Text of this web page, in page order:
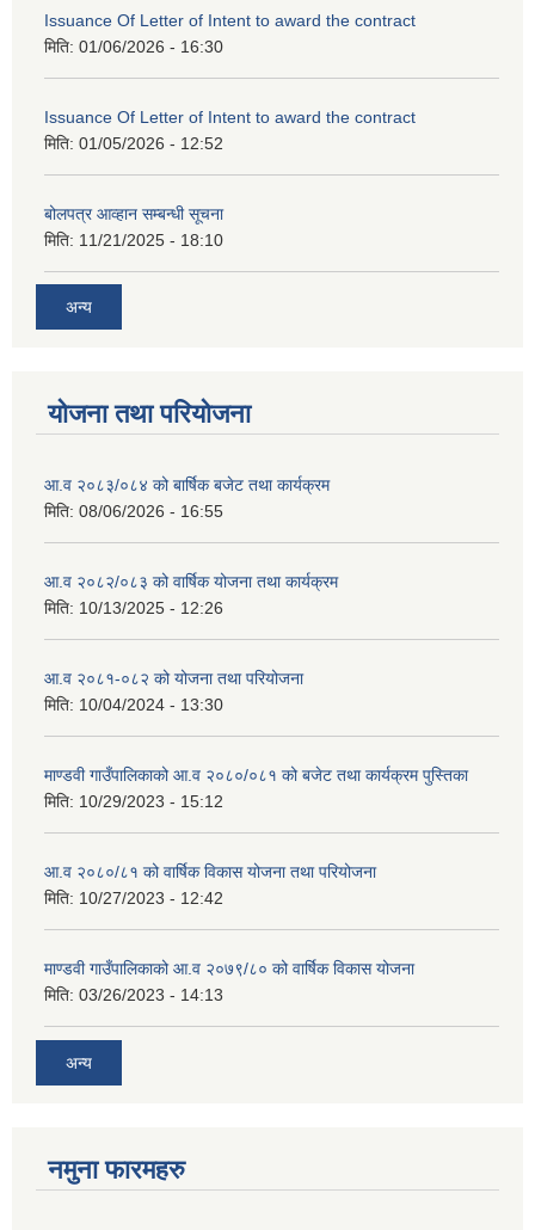
Issuance Of Letter of Intent to award the contract
मिति: 01/06/2026 - 16:30
Issuance Of Letter of Intent to award the contract
मिति: 01/05/2026 - 12:52
बोलपत्र आव्हान सम्बन्धी सूचना
मिति: 11/21/2025 - 18:10
अन्य
योजना तथा परियोजना
आ.व २०८३/०८४ को बार्षिक बजेट तथा कार्यक्रम
मिति: 08/06/2026 - 16:55
आ.व २०८२/०८३ को वार्षिक योजना तथा कार्यक्रम
मिति: 10/13/2025 - 12:26
आ.व २०८१-०८२ को योजना तथा परियोजना
मिति: 10/04/2024 - 13:30
माण्डवी गाउँपालिकाको आ.व २०८०/०८१ को बजेट तथा कार्यक्रम पुस्तिका
मिति: 10/29/2023 - 15:12
आ.व २०८०/८१ को वार्षिक विकास योजना तथा परियोजना
मिति: 10/27/2023 - 12:42
माण्डवी गाउँपालिकाको आ.व २०७९/८० को वार्षिक विकास योजना
मिति: 03/26/2023 - 14:13
अन्य
नमुना फारमहरु